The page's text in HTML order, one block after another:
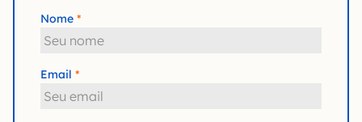
Nome
Email